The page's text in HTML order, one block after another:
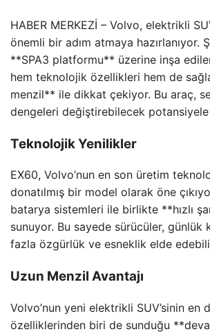
HABER MERKEZİ – Volvo, elektrikli
önemli bir adım atmaya hazırlanıyor.
**SPA3 platformu** üzerine inşa
hem teknolojik özellikleri hem de
menzil** ile dikkat çekiyor. Bu araç,
dengeleri değiştirebilecek potansiyele
Teknolojik Yenilikler
EX60, Volvo’nun en son üretim
donatılmış bir model olarak öne
batarya sistemleri ile birlikte **hızlı
sunuyor. Bu sayede sürücüler, günlük
fazla özgürlük ve esneklik elde
Uzun Menzil Avantajı
Volvo’nun yeni elektrikli SUV’sinin en
özelliklerinden biri de sunduğu